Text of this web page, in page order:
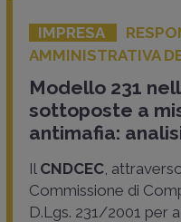
IMPRESA
AMMINISTRATIVA
Modello 231
sottoposte a
antimafia:
Il CNDCEC,
Commissione di
D.Lgs. 231/2001 per